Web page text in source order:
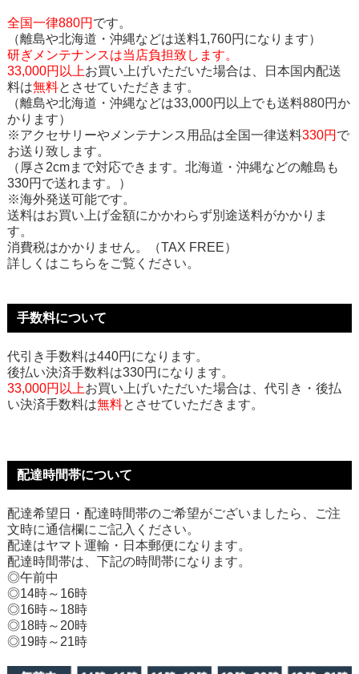
全国一律880円 です。
（離島や北海道・沖縄などは送料1,760円になります）
研ぎメンテナンスは当店負担致します。
33,000円以上お買い上げいただいた場合は、日本国内配送
料は無料とさせていただきます。
（離島や北海道・沖縄などは33,000円以上でも送料880円か
かります）
※アクセサリーやメンテナンス用品は全国一律送料330円 で
お送り致します。
（厚さ2cmまで対応できます。北海道・沖縄などの離島も
330円で送れます。）
※海外発送可能です。
送料はお買い上げ金額にかかわらず別途送料がかかりま
す。
消費税はかかりません。（TAX FREE）
詳しくはこちらをご覧ください。
手数料について
代引き手数料は440円になります。
後払い決済手数料は330円になります。
33,000円以上お買い上げいただいた場合は、代引き・後払
い決済手数料は無料とさせていただきます。
配達時間帯について
配達希望日・配達時間帯のご希望がございましたら、ご注
文時に通信欄にご記入ください。
配達はヤマト運輸・日本郵便になります。
配達時間帯は、下記の時間帯になります。
◎午前中
◎14時～16時
◎16時～18時
◎18時～20時
◎19時～21時